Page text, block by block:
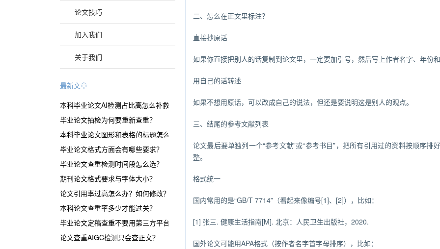
论文技巧
加入我们
关于我们
最新文章
本科毕业论文AI检测占比高怎么补救？
毕业论文抽检为何要重新查重？
本科毕业论文图形和表格的标题怎么表示？
毕业论文格式方面会有哪些要求？
毕业论文查重检测时间段怎么选？
期刊论文格式要求与字体大小？
论文引用率过高怎么办？如何修改？
本科论文查重率多少才能过关？
毕业论文定稿查重不要用第三方平台？
论文查重AIGC检测只会查正文？
二、怎么在正文里标注？
直接抄原话
如果你直接把别人的话复制到论文里，一定要加引号，然后写上作者名字、年份和
用自己的话转述
如果不想用原话，可以改成自己的说法，但还是要说明这是别人的观点。
三、结尾的参考文献列表
论文最后要单独列一个“参考文献”或“参考书目”，把所有引用过的资料按顺序排
整。
格式统一
国内常用的是“GB/T 7714”（看起来像编号[1]、[2]），比如：
[1] 张三. 健康生活指南[M]. 北京：人民卫生出版社，2020.
国外论文可能用APA格式（按作者名字首字母排序），比如：